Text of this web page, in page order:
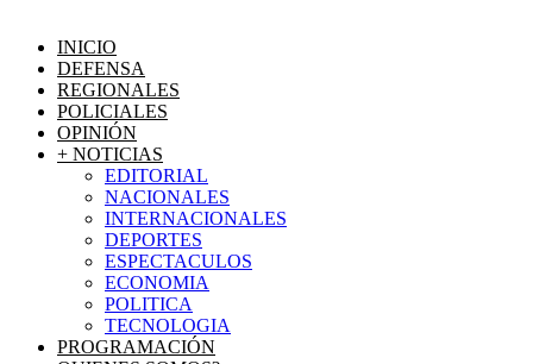
INICIO
DEFENSA
REGIONALES
POLICIALES
OPINIÓN
+ NOTICIAS
EDITORIAL
NACIONALES
INTERNACIONALES
DEPORTES
ESPECTACULOS
ECONOMIA
POLITICA
TECNOLOGIA
PROGRAMACIÓN